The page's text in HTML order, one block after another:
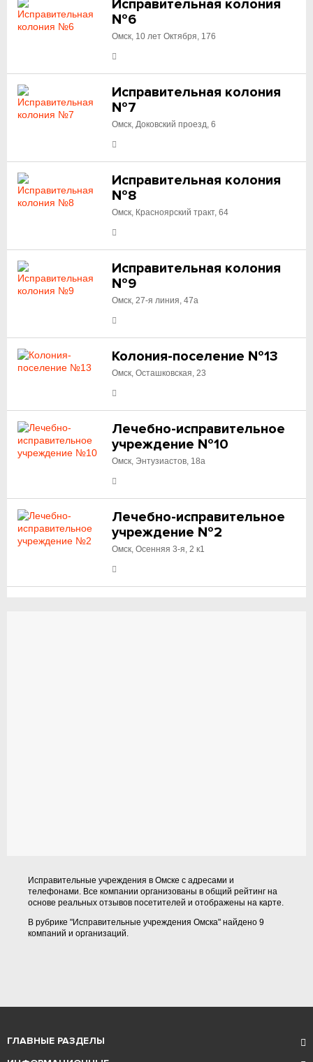
Исправительная колония
№6
Омск, 10 лет Октября, 176
Исправительная колония
№7
Омск, Доковский проезд, 6
Исправительная колония
№8
Омск, Красноярский тракт, 64
Исправительная колония
№9
Омск, 27-я линия, 47а
Колония-поселение №13
Омск, Осташковская, 23
Лечебно-исправительное
учреждение №10
Омск, Энтузиастов, 18а
Лечебно-исправительное
учреждение №2
Омск, Осенняя 3-я, 2 к1
Исправительные учреждения в Омске с адресами и
телефонами. Все компании организованы в общий рейтинг на
основе реальных отзывов посетителей и отображены на карте.
В рубрике "Исправительные учреждения Омска" найдено 9
компаний и организаций.
ГЛАВНЫЕ РАЗДЕЛЫ